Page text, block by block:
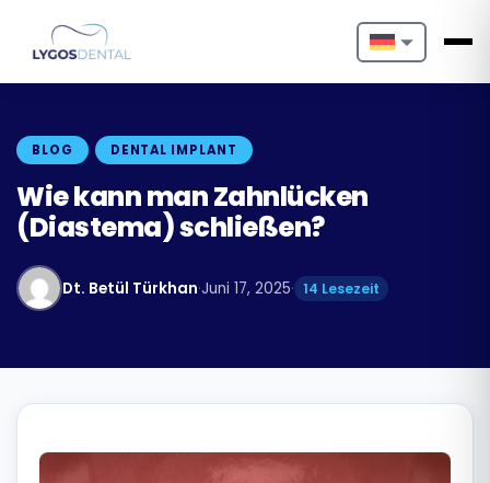
Nederlands
Português
BLOG DENTAL IMPLANT
Wie kann man Zahnlücken
(Diastema) schließen?
Dt. Betül Türkhan·Juni 17, 2025· 14 Lesezeit